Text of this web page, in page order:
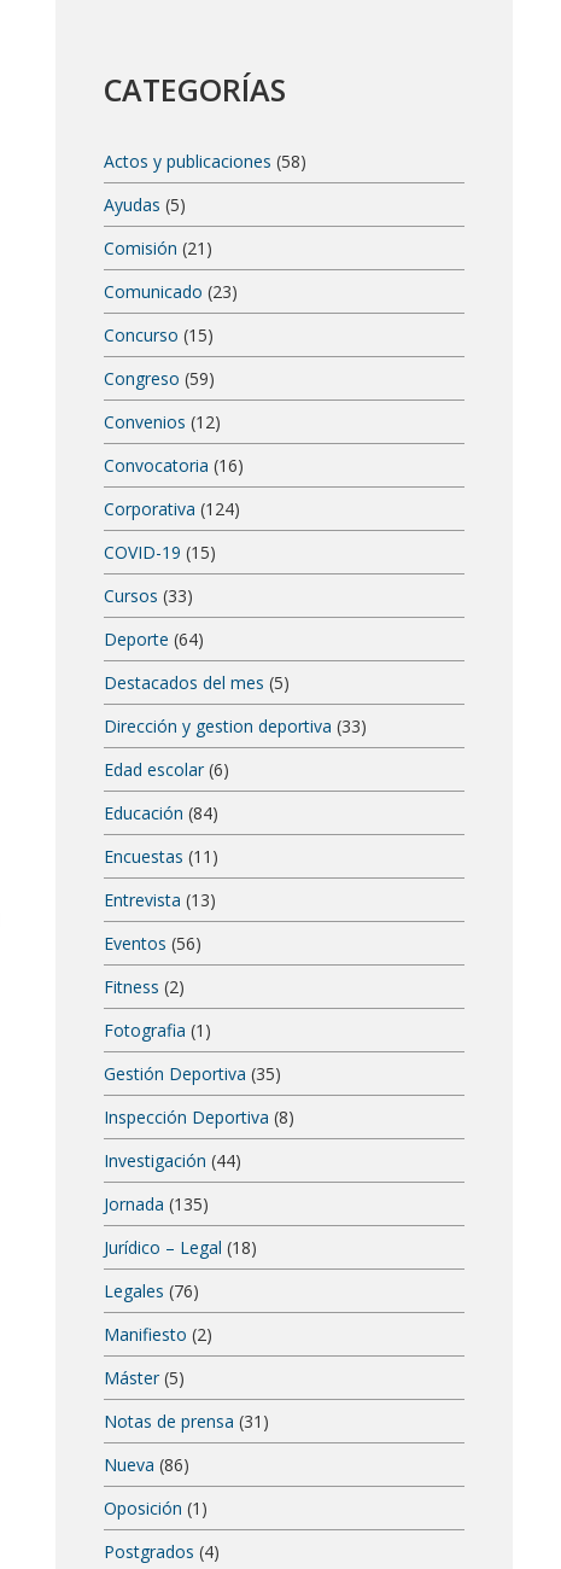
CATEGORÍAS
Actos y publicaciones (58)
Ayudas (5)
Comisión (21)
Comunicado (23)
Concurso (15)
Congreso (59)
Convenios (12)
Convocatoria (16)
Corporativa (124)
COVID-19 (15)
Cursos (33)
Deporte (64)
Destacados del mes (5)
Dirección y gestion deportiva (33)
Edad escolar(6)
Educación (84)
Encuestas (11)
Entrevista (13)
Eventos (56)
Fitness (2)
Fotografia (1)
Gestión Deportiva (35)
Inspección Deportiva (8)
Investigación (44)
Jornada (135)
Jurídico – Legal (18)
Legales (76)
Manifiesto (2)
Máster(5)
Notas de prensa (31)
Nueva (86)
Oposición (1)
Postgrados (4)